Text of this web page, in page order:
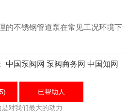
不锈钢管道泵在常见工况环境下
中国泵阀网 泵阀商务网 中国知网
已帮助 人
对我们最大的动力